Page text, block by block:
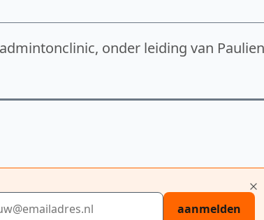
onder leiding van Paulien
aanmelden